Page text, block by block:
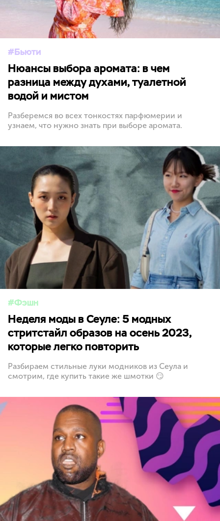
Бьюти
Нюансы выбора аромата: в чем
разница между духами, туалетной
водой и мистом
Разберемся во всех тонкостях парфюмерии и
узнаем, что нужно знать при выборе аромата.
Фэшн
Неделя моды в Сеуле: 5 модных
стритстайл образов на осень 2023,
которые легко повторить
Разбираем стильные луки модников из Сеула и
смотрим, где купить такие же шмотки 😏